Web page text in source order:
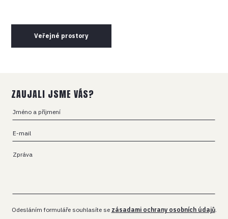
Veřejné prostory
ZAUJALI JSME VÁS?
Odesláním formuláře souhlasíte se zásadami ochrany osobních údajů.